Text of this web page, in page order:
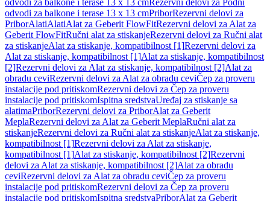
odvodi za balkone i terase 13 x 13 cmRezervni delovi za Podni
odvodi za balkone i terase 13 x 13 cmPriborRezervni delovi za
PriborAlatiAlatiAlat za Geberit FlowFitRezervni delovi za Alat za
Geberit FlowFitRučni alat za stiskanjeRezervni delovi za Ručni alat
za stiskanjeAlat za stiskanje, kompatibilnost [1]Rezervni delovi za
Alat za stiskanje, kompatibilnost [1]Alat za stiskanje, kompatibilnost
[2]Rezervni delovi za Alat za stiskanje, kompatibilnost [2]Alat za
obradu ceviRezervni delovi za Alat za obradu ceviČep za proveru
instalacije pod pritiskomRezervni delovi za Čep za proveru
instalacije pod pritiskomIspitna sredstvaUređaj za stiskanje sa
alatimaPriborRezervni delovi za PriborAlat za Geberit
MeplaRezervni delovi za Alat za Geberit MeplaRučni alat za
stiskanjeRezervni delovi za Ručni alat za stiskanjeAlat za stiskanje,
kompatibilnost [1]Rezervni delovi za Alat za stiskanje,
kompatibilnost [1]Alat za stiskanje, kompatibilnost [2]Rezervni
delovi za Alat za stiskanje, kompatibilnost [2]Alat za obradu
ceviRezervni delovi za Alat za obradu ceviČep za proveru
instalacije pod pritiskomRezervni delovi za Čep za proveru
instalacije pod pritiskomIspitna sredstvaPriborAlat za Geberit